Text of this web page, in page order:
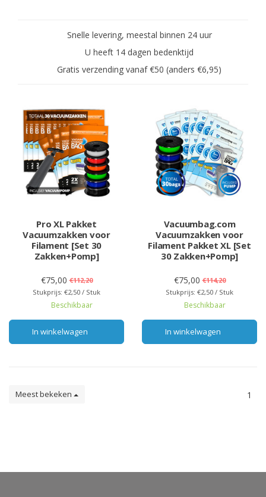
Snelle levering, meestal binnen 24 uur
U heeft 14 dagen bedenktijd
Gratis verzending vanaf €50 (anders €6,95)
Pro XL Pakket
Vacuumzakken voor
Filament [Set 30
Zakken+Pomp]
€75,00 €112,20
Stukprijs: €2,50 / Stuk
Beschikbaar
In winkelwagen
Vacuumbag.com
Vacuumzakken voor
Filament Pakket XL [Set
30 Zakken+Pomp]
€75,00 €114,20
Stukprijs: €2,50 / Stuk
Beschikbaar
In winkelwagen
Meest bekeken 1